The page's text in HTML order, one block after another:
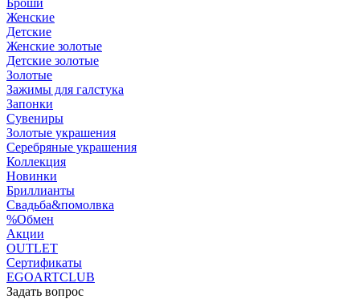
Броши
Женские
Детские
Женские золотые
Детские золотые
Золотые
Зажимы для галстука
Запонки
Сувениры
Золотые украшения
Серебряные украшения
Коллекция
Новинки
Бриллианты
Свадьба&помолвка
%Обмен
Акции
OUTLET
Сертификаты
EGOARTCLUB
Задать вопрос